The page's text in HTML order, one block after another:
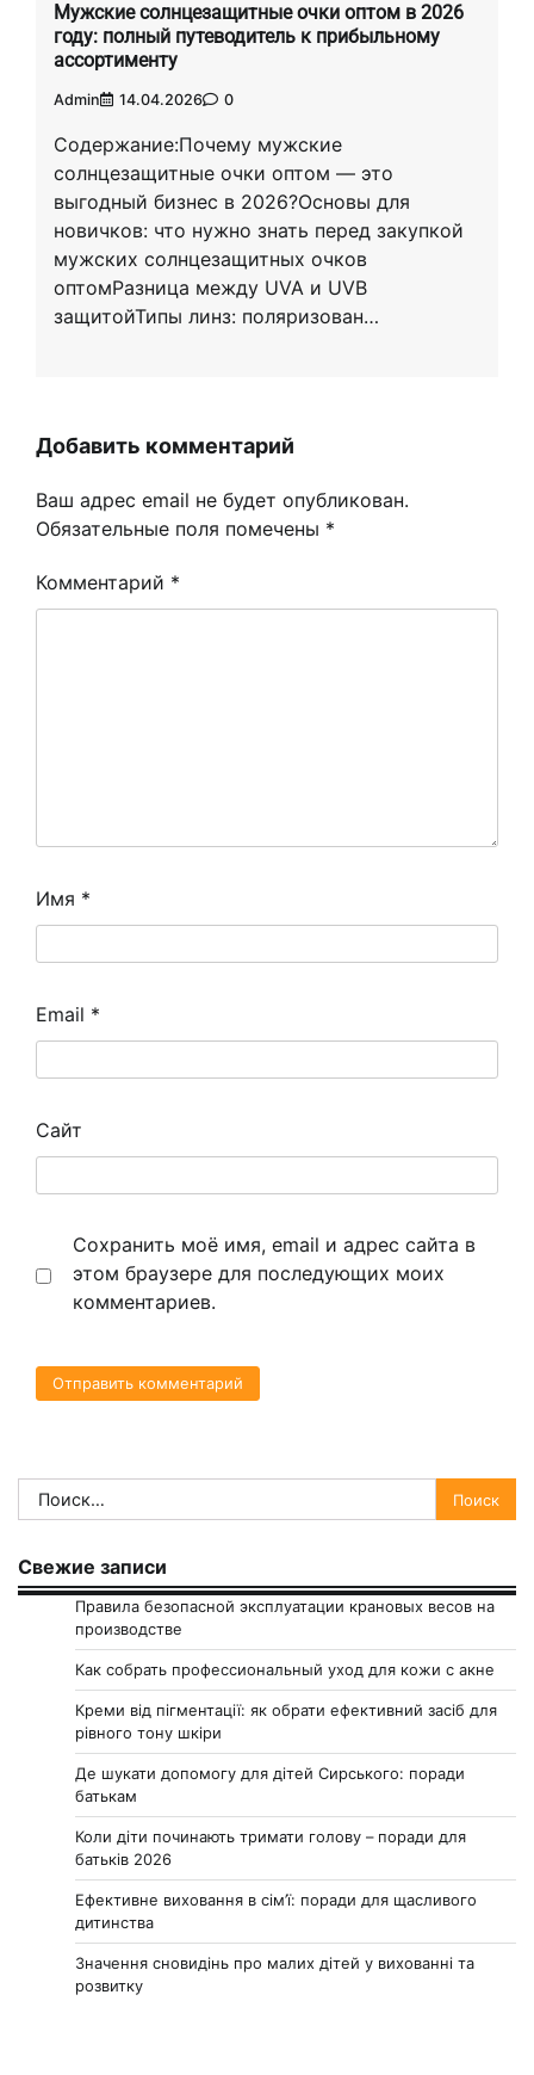
Мужские солнцезащитные очки оптом в 2026
году: полный путеводитель к прибыльному
ассортименту
Admin 14.04.2026 0
Содержание:Почему мужские
солнцезащитные очки оптом — это
выгодный бизнес в 2026?Основы для
новичков: что нужно знать перед закупкой
мужских солнцезащитных очков
оптомРазница между UVA и UVB
защитойТипы линз: поляризован…
Добавить комментарий
Ваш адрес email не будет опубликован.
Обязательные поля помечены *
Комментарий *
Имя *
Email *
Сайт
Сохранить моё имя, email и адрес сайта в
этом браузере для последующих моих
комментариев.
Найти:
Свежие записи
Правила безопасной эксплуатации крановых весов на
производстве
Как собрать профессиональный уход для кожи с акне
Креми від пігментації: як обрати ефективний засіб для
рівного тону шкіри
Де шукати допомогу для дітей Сирського: поради
батькам
Коли діти починають тримати голову – поради для
батьків 2026
Ефективне виховання в сім’ї: поради для щасливого
дитинства
Значення сновидінь про малих дітей у вихованні та
розвитку